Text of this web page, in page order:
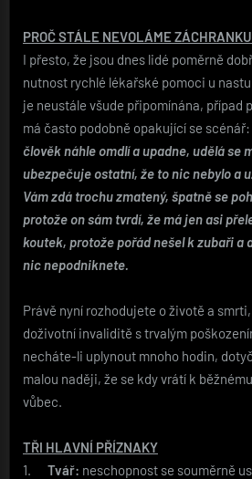
PROČ STÁLE NEVOLÁME
I přesto, že jsou dnes lidé poměrně
nutnost rychlé lékařské pomoci u
je neustále všude připomínána, případ
má často podobně opakující se scénář:
člověk náhle omdlí a upadne, udělá se
ubezpečuje ostatní, že to nic nebylo a
Vám zdá trochu zmatený, špatně se
protože on sám tvrdí, že má jen asi
koutek, protože pořád nešel k zubaři a
nic nepodniknete.
Právě nyní rozhodujete o životě a
doživotní invaliditě s trvalým
necháte-li uplynout mnoho hodin,
malou naději, že se kdy vrátí k
vůbec.
TŘI HLAVNÍ PŘÍZNAKY
1. Tvář: neschopnost se souměrně